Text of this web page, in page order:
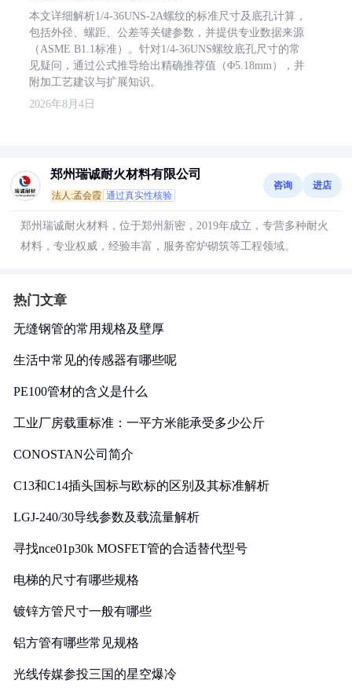
本文详细解析1/4-36UNS-2A螺纹的标准尺寸及底孔计算，
包括外径、螺距、公差等关键参数，并提供专业数据来源
（ASME B1.1标准）。针对1/4-36UNS螺纹底孔尺寸的常
见疑问，通过公式推导给出精确推荐值（Φ5.18mm），并
附加工艺建议与扩展知识。
2026年8月4日
郑州瑞诚耐火材料有限公司
法人:孟会霞 通过真实性核验
咨询 进店
郑州瑞诚耐火材料，位于郑州新密，2019年成立，专营多种耐火
材料，专业权威，经验丰富，服务窑炉砌筑等工程领域。
热门文章
无缝钢管的常用规格及壁厚
生活中常见的传感器有哪些呢
PE100管材的含义是什么
工业厂房载重标准：一平方米能承受多少公斤
CONOSTAN公司简介
C13和C14插头国标与欧标的区别及其标准解析
LGJ-240/30导线参数及载流量解析
寻找nce01p30k MOSFET管的合适替代型号
电梯的尺寸有哪些规格
镀锌方管尺寸一般有哪些
铝方管有哪些常见规格
光线传媒参投三国的星空爆冷